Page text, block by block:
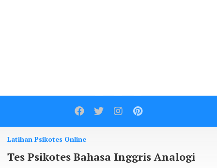
Latihan Psikotes Online
Tes Psikotes Bahasa Inggris Analogi